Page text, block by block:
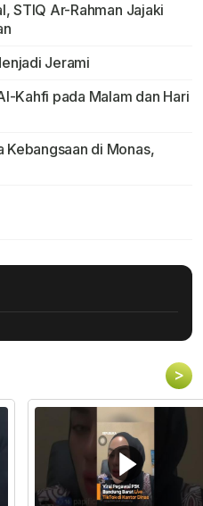
STIQ Ar-Rahman Jajaki
Jerami
Kahfi pada Malam dan Hari
Kebangsaan di Monas,
>